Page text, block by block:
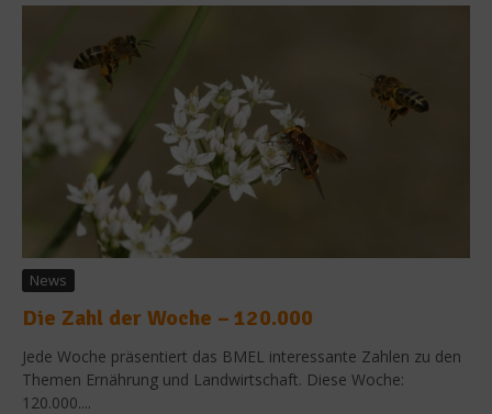
News
Die Zahl der Woche – 120.000
Jede Woche präsentiert das BMEL interessante Zahlen zu den
Themen Ernährung und Landwirtschaft. Diese Woche:
120.000....